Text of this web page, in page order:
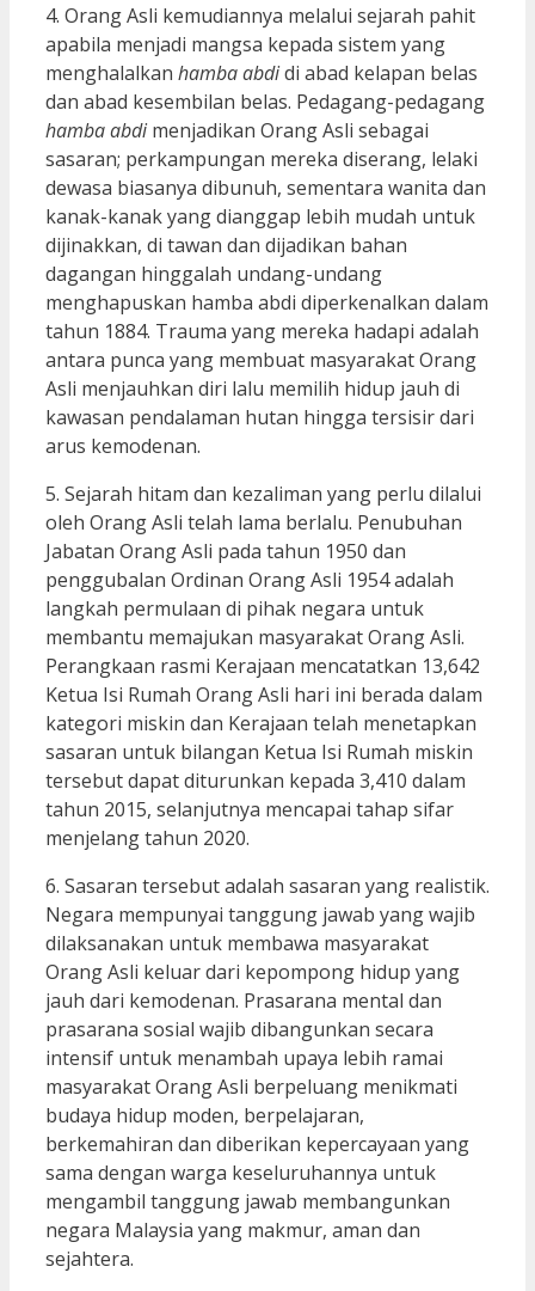
4. Orang Asli kemudiannya melalui sejarah pahit
apabila menjadi mangsa kepada sistem yang
menghalalkan hamba abdidi abad kelapan belas
dan abad kesembilan belas. Pedagang-pedagang
hamba abdimenjadikan Orang Asli sebagai
sasaran; perkampungan mereka diserang, lelaki
dewasa biasanya dibunuh, sementara wanita dan
kanak-kanak yang dianggap lebih mudah untuk
dijinakkan, di tawan dan dijadikan bahan
dagangan hinggalah undang-undang
menghapuskan hamba abdi diperkenalkan dalam
tahun 1884. Trauma yang mereka hadapi adalah
antara punca yang membuat masyarakat Orang
Asli menjauhkan diri lalu memilih hidup jauh di
kawasan pendalaman hutan hingga tersisir dari
arus kemodenan.
5. Sejarah hitam dan kezaliman yang perlu dilalui
oleh Orang Asli telah lama berlalu. Penubuhan
Jabatan Orang Asli pada tahun 1950 dan
penggubalan Ordinan Orang Asli 1954 adalah
langkah permulaan di pihak negara untuk
membantu memajukan masyarakat Orang Asli.
Perangkaan rasmi Kerajaan mencatatkan 13,642
Ketua Isi Rumah Orang Asli hari ini berada dalam
kategori miskin dan Kerajaan telah menetapkan
sasaran untuk bilangan Ketua Isi Rumah miskin
tersebut dapat diturunkan kepada 3,410 dalam
tahun 2015, selanjutnya mencapai tahap sifar
menjelang tahun 2020.
6. Sasaran tersebut adalah sasaran yang realistik.
Negara mempunyai tanggung jawab yang wajib
dilaksanakan untuk membawa masyarakat
Orang Asli keluar dari kepompong hidup yang
jauh dari kemodenan. Prasarana mental dan
prasarana sosial wajib dibangunkan secara
intensif untuk menambah upaya lebih ramai
masyarakat Orang Asli berpeluang menikmati
budaya hidup moden, berpelajaran,
berkemahiran dan diberikan kepercayaan yang
sama dengan warga keseluruhannya untuk
mengambil tanggung jawab membangunkan
negara Malaysia yang makmur, aman dan
sejahtera.